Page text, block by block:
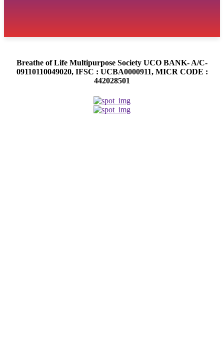
Breathe of Life Multipurpose Society UCO BANK- A/C-
09110110049020, IFSC : UCBA0000911, MICR CODE :
442028501